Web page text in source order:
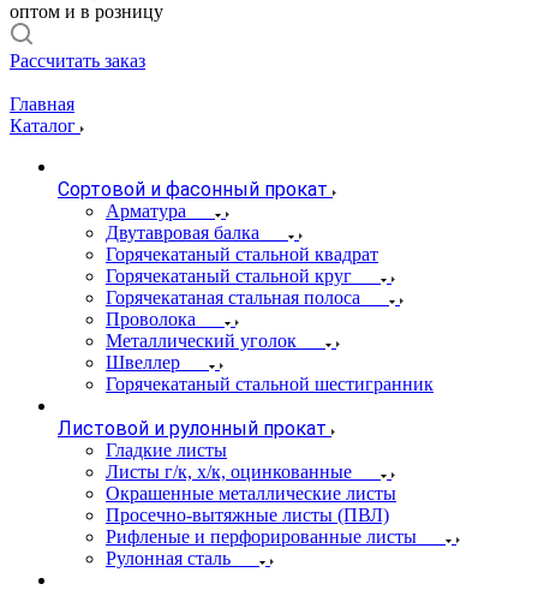
оптом и в розницу
Рассчитать заказ
Главная
Каталог
Сортовой и фасонный прокат
Арматура
Двутавровая балка
Горячекатаный стальной квадрат
Горячекатаный стальной круг
Горячекатаная стальная полоса
Проволока
Металлический уголок
Швеллер
Горячекатаный стальной шестигранник
Листовой и рулонный прокат
Гладкие листы
Листы г/к, х/к, оцинкованные
Окрашенные металлические листы
Просечно-вытяжные листы (ПВЛ)
Рифленые и перфорированные листы
Рулонная сталь